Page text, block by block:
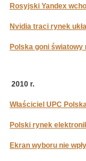
Rosyjski Yandex
Nvidia traci rynek
Polska goni
2010 r.
Właściciel UPC
Polski rynek
Ekran wyboru nie